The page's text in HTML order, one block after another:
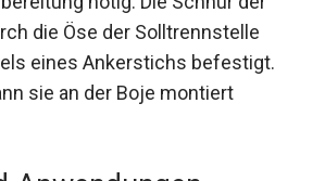
nötig. Die Schnur der
die Öse der Solltrennstelle
eines Ankerstichs befestigt.
sie an der Boje montiert